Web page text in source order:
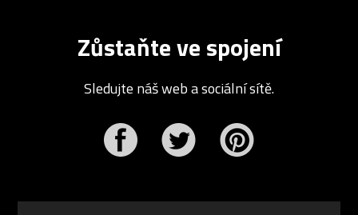
Zůstaňte ve spojení
Sledujte náš web a sociální sítě.